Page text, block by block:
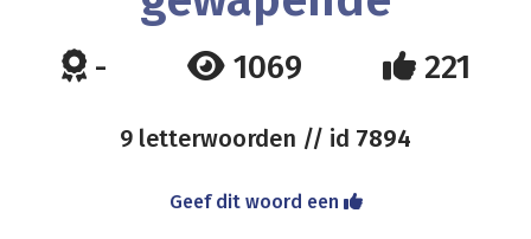
- 1069 221
9 letterwoorden // id 7894
Geef dit woord een